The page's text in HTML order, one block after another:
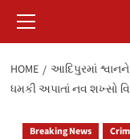
Menu
HOME
આદિપુરમાં શ્વાનને
ધમકી અપાતાં નવ શખ્સો
Breaking News